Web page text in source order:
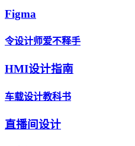
Figma
令设计师爱不释手
HMI设计指南
车载设计教科书
直播间设计